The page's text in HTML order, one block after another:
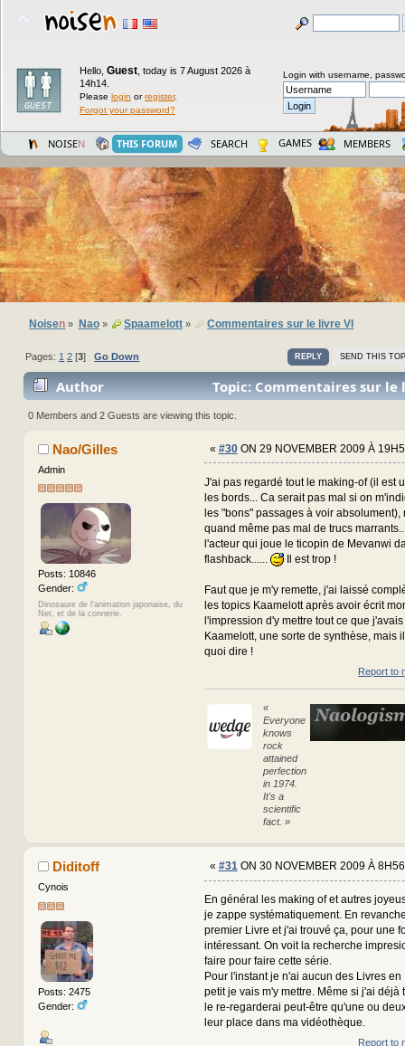
Hello, Guest today is 7 August 2026 à
14h14.
Please login orregister.
Forgot your password?
Login with username,
NOISEN THIS FORUM SEARCH GAMES MEMBERS
Noisen » Nao» Spaamelott» Commentaires sur le livre VI
REPLY SEND THIS
Pages: 1 2 [3]Go Down
Author
Topic: Commentaires sur le
320689 times)
0 Members and 2 Guests are viewing this topic.
Nao/Gilles
Admin
Posts: 10846
Gender:
Dinosaure de l'animation japonaise, du
Net, et de la connerie.
« #30ON 29 NOVEMBER 2009 À
J'ai pas regardé tout le making-of (il est
les bords... Ca serait pas mal si on
les "bons" passages à voir absolument),
quand même pas mal de trucs
l'acteur qui joue le ticopin de Mevanwi
flashback......
Il est trop !
Faut que je m'y remette, j'ai laissé
les topics Kaamelott après avoir écrit
l'impression d'y mettre tout ce que
Kaamelott, une sorte de synthèse, mais
quoi dire !
Report to
«
Everyone
knows
rock
attained
perfection
in 1974.
It's a
scientific
fact. »
Diditoff
Cynois
Posts: 2475
Gender:
« #31ON 30 NOVEMBER 2009 À
En général les making of et autres
je zappe systématiquement. En
premier Livre et j'ai trouvé ça, pour une
intéressant. On voit la recherche
faire pour faire cette série.
Pour l'instant je n'ai aucun des Livres en
petit je vais m'y mettre. Même si j'ai déjà
le re-regarderai peut-être qu'une ou
leur place dans ma vidéothèque.
Report to